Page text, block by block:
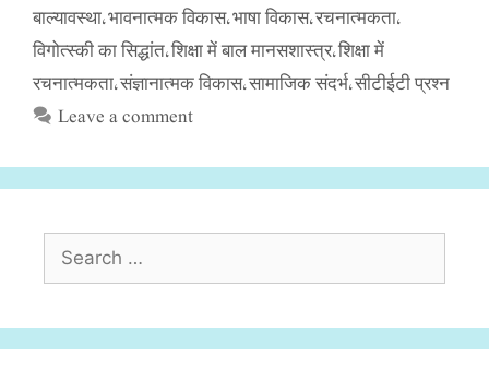
बाल्यावस्था, भावनात्मक विकास, भाषा विकास, रचनात्मकता,
विगोत्स्की का सिद्धांत, शिक्षा में बाल मानसशास्त्र, शिक्षा में
रचनात्मकता, संज्ञानात्मक विकास, सामाजिक संदर्भ, सीटीईटी प्रश्न
Leave a comment